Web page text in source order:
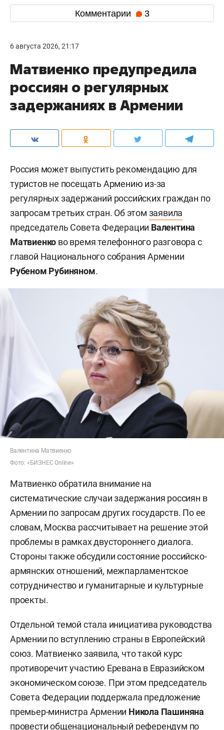
Комментарии 3
6 августа 2026, 21:17
Матвиенко предупредила
россиян о регулярных
задержаниях в Армении
Россия может выпустить рекомендацию для
туристов не посещать Армению из-за
регулярных задержаний российских граждан по
запросам третьих стран. Об этом заявила
председатель Совета Федерации Валентина
Матвиенко во время телефонного разговора с
главой Национального собрания Армении
Рубеном Рубиняном.
Валентина Матвиенко
Фото: «БИЗНЕС Online»
Матвиенко обратила внимание на
систематические случаи задержания россиян в
Армении по запросам других государств. По ее
словам, Москва рассчитывает на решение этой
проблемы в рамках двустороннего диалога.
Стороны также обсудили состояние российско-
армянских отношений, межпарламентское
сотрудничество и гуманитарные и культурные
проекты.
Отдельной темой стала инициатива руководства
Армении по вступлению страны в Европейский
союз. Матвиенко заявила, что такой курс
противоречит участию Еревана в Евразийском
экономическом союзе. При этом председатель
Совета Федерации поддержала предложение
премьер-министра Армении Никола Пашиняна
провести общенациональный референдум по